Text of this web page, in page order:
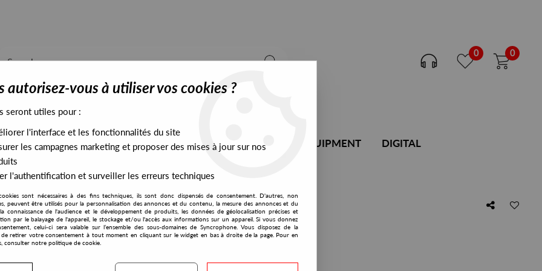
0 0
STOCK EXCLUSIVES PRESALES EXCLUSIVES DJ EQUIPMENT DIGITAL
800
Unknown Artist
T2
10,00 €incl. taxes
autorisez-vous à utiliser vos cookies ?
seront utiles pour :
l'interface et les fonctionnalités du site
les campagnes marketing et proposer des mises à jour sur nos
l'authentification et surveiller les erreurs techniques
sont nécessaires à des fins techniques, ils sont donc dispensés de consentement. D'autres, non
peuvent être utilisés pour la personnalisation des annonces et du contenu, la mesure des annonces et du
connaissance de l'audience et le développement de produits, les données de géolocalisation précises et
par le balayage de l'appareil, le stockage et/ou l'accès aux informations sur un appareil. Si vous donnez
celui-ci sera valable sur l’ensemble des sous-domaines de Syncrophone. Vous disposez de la
de retirer votre consentement à tout moment en cliquant sur le widget en bas à droite de la page. Pour en
consulter notre politique de cookie.